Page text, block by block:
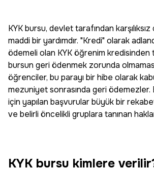
KYK bursu, devlet tarafından
maddi bir yardımdır. "Kredi" olarak
ödemeli olan KYK öğrenim kredisinden
bursun geri ödenmek zorunda
öğrenciler, bu parayı bir hibe olarak
mezuniyet sonrasında geri ödemezler.
için yapılan başvurular büyük bir
ve belirli öncelikli gruplara tanınan
KYK bursu kimlere